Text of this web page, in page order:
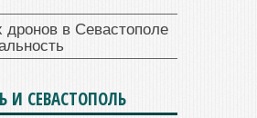
дронов в Севастополе
И СЕВАСТОПОЛЬ